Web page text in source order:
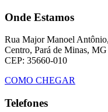
Onde Estamos
Rua Major Manoel
Centro, Pará de Minas, MG
CEP: 35660-010
COMO CHEGAR
Telefones